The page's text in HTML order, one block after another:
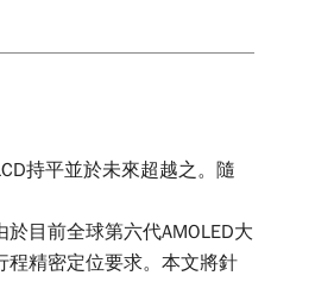
持平並於未來超越之。隨
目前全球第六代AMOLED大
程精密定位要求。本文將針